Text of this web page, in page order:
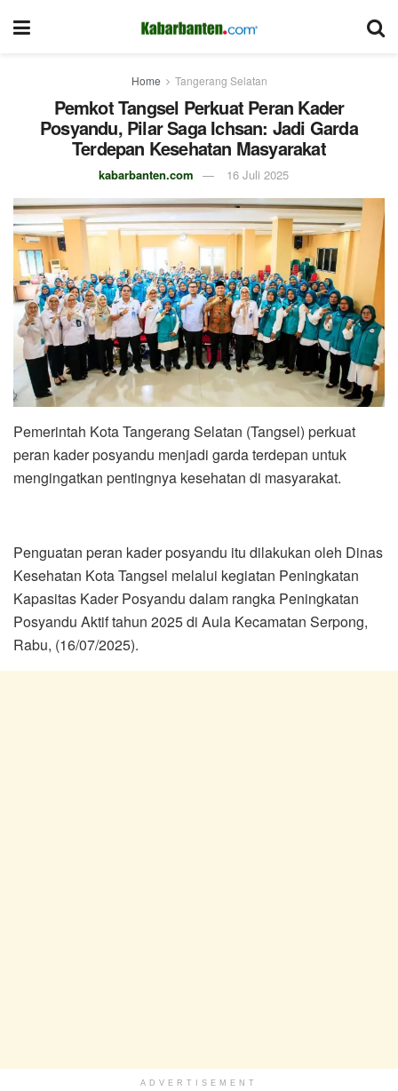
Home Tangerang Selatan
Pemkot Tangsel Perkuat Peran Kader
Posyandu, Pilar Saga Ichsan: Jadi Garda
Terdepan Kesehatan Masyarakat
kabarbanten.com 16 Juli 2025
Pemerintah Kota Tangerang Selatan (Tangsel) perkuat
peran kader posyandu menjadi garda terdepan untuk
mengingatkan pentingnya kesehatan di masyarakat.
Penguatan peran kader posyandu itu dilakukan oleh Dinas
Kesehatan Kota Tangsel melalui kegiatan Peningkatan
Kapasitas Kader Posyandu dalam rangka Peningkatan
Posyandu Aktif tahun 2025 di Aula Kecamatan Serpong,
Rabu, (16/07/2025).
ADVERTISEMENT